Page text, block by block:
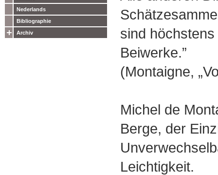
Nederlands
Bibliographie
Archiv
sind
Beiwerke.”
(Montaigne,
Michel de
Berge, der
Leichtigkeit.